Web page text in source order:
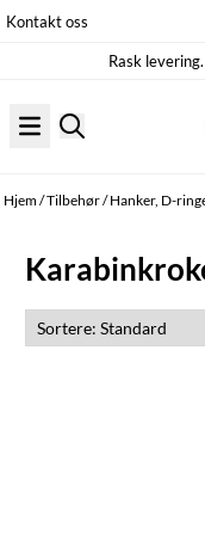
Hopp til innhold
Kontakt oss
Rask
Hjem/Tilbehør/Hanker, D-